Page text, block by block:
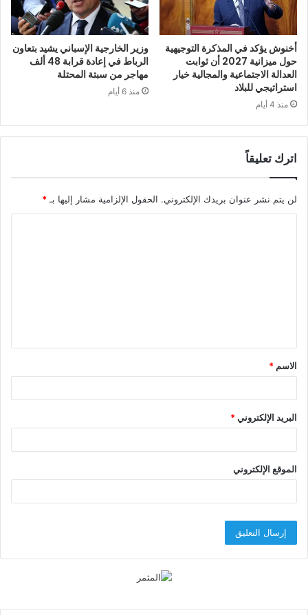
أخنوش يؤكد في المذكرة التوجيهية
حول ميزانية 2027 أن ثوابت
العدالة الاجتماعية والمجالية خيار
استراتيجي للبلاد
منذ 4 أيام
وزير الخارجية الإسباني يشيد بتعاون
الرباط في إعادة قرابة 48 ألف
مهاجر من سبتة المحتلة
منذ 6 أيام
اترك تعليقاً
لن يتم نشر عنوان بريدك الإلكتروني. الحقول الإلزامية مشار إليها بـ*
ق
*
الاسم *
البريد الإلكتروني*
الموقع الإلكتروني